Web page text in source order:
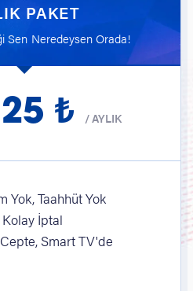
PAKET
Sen Neredeysen Orada!
₺ /AYLIK
Yok, Taahhüt Yok
Kolay İptal
Smart TV'de